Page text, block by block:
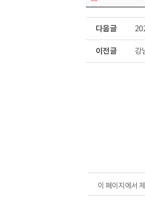
글
글
강
이 페이지에서